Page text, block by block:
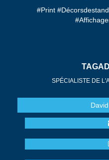
#Print
SPÉCIALISTE DE
David